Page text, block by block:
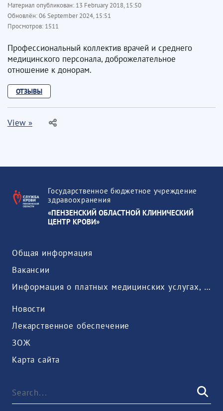
Материал опубликован: 13 February 2018, 15:50
Обновлён:06 September 2024, 15:51
Просмотров: 1511
Профессиональный коллектив врачей и среднего
медицинского персонала, доброжелательное
отношение к донорам.
ОТЗЫВЫ
View »
Государственное бюджетное учреждение
здравоохранения
«ПЕНЗЕНСКИЙ ОБЛАСТНОЙ КЛИНИЧЕСКИЙ
ЦЕНТР КРОВИ»
Общая информация
Вакансии
Информация о платных медицинских услугах, предоставляемых медицинской организацией
Новости
Лекарственное обеспечение
ЗОЖ
Карта сайта